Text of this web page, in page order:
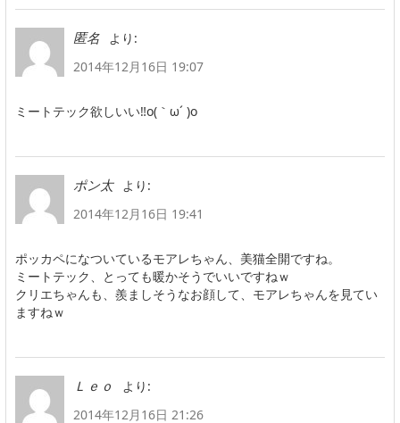
匿名
より:
2014年12月16日 19:07
ミートテック欲しいい‼︎o(｀ω´ )o
ポン太
より:
2014年12月16日 19:41
ポッカペになついているモアレちゃん、美猫全開ですね。
ミートテック、とっても暖かそうでいいですねｗ
クリエちゃんも、羨ましそうなお顔して、モアレちゃんを見てい
ますねｗ
Ｌｅｏ
より:
2014年12月16日 21:26